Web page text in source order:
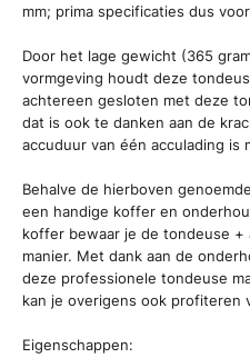
mm; prima specificaties dus
Door het lage gewicht (365
vormgeving houdt deze
achtereen gesloten met deze
dat is ook te danken aan de
accuduur van één acculading is
Behalve de hierboven
een handige koffer en
koffer bewaar je de tondeuse +
manier. Met dank aan de
deze professionele tondeuse
kan je overigens ook profiteren
Eigenschappen: